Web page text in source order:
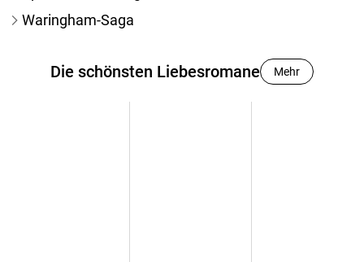
Waringham-Saga
Die schönsten Liebesromane Mehr